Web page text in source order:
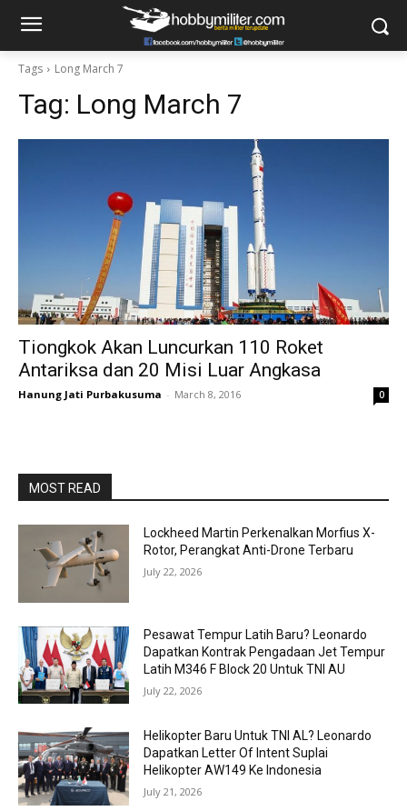
Tags Long March 7
Tag: Long March 7
Tiongkok Akan Luncurkan 110 Roket
Antariksa dan 20 Misi Luar Angkasa
Hanung Jati Purbakusuma - March 8, 2016 0
MOST READ
Lockheed Martin Perkenalkan Morfius X-
Rotor, Perangkat Anti-Drone Terbaru
July 22, 2026
Pesawat Tempur Latih Baru? Leonardo
Dapatkan Kontrak Pengadaan Jet Tempur
Latih M346 F Block 20 Untuk TNI AU
July 22, 2026
Helikopter Baru Untuk TNI AL? Leonardo
Dapatkan Letter Of Intent Suplai
Helikopter AW149 Ke Indonesia
July 21, 2026